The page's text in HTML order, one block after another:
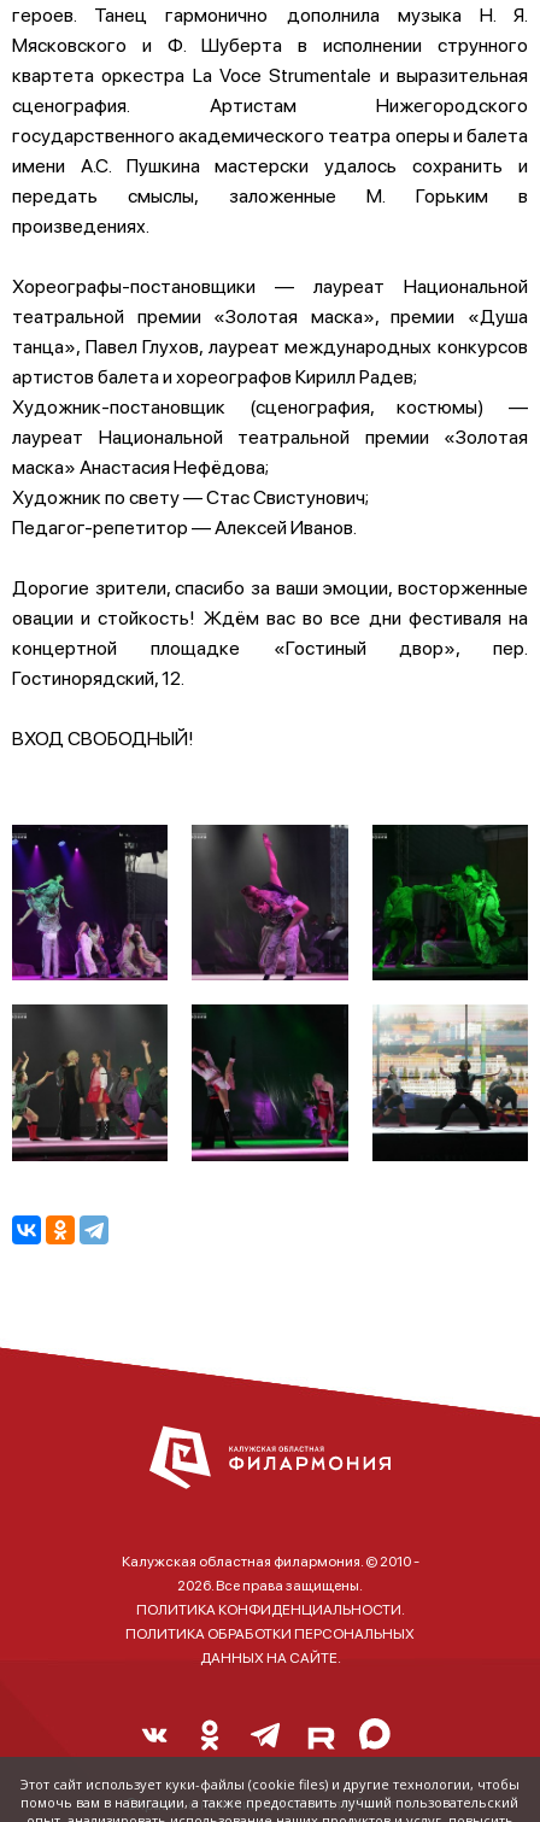
героев. Танец гармонично дополнила музыка Н. Я.
Мясковского и Ф. Шуберта в исполнении струнного
квартета оркестра La Voce Strumentale и выразительная
сценография. Артистам Нижегородского
государственного академического театра оперы и балета
имени А.С. Пушкина мастерски удалось сохранить и
передать смыслы, заложенные М. Горьким в
произведениях.
Хореографы-постановщики — лауреат Национальной
театральной премии «Золотая маска», премии «Душа
танца», Павел Глухов, лауреат международных конкурсов
артистов балета и хореографов Кирилл Радев;
Художник-постановщик (сценография, костюмы) —
лауреат Национальной театральной премии «Золотая
маска» Анастасия Нефёдова;
Художник по свету — Стас Свистунович;
Педагог-репетитор — Алексей Иванов.
Дорогие зрители, спасибо за ваши эмоции, восторженные
овации и стойкость! Ждём вас во все дни фестиваля на
концертной площадке «Гостиный двор», пер.
Гостинорядский, 12.
ВХОД СВОБОДНЫЙ!
Калужская областная филармония. © 2010 -
2026. Все права защищены.
ПОЛИТИКА КОНФИДЕНЦИАЛЬНОСТИ.
ПОЛИТИКА ОБРАБОТКИ ПЕРСОНАЛЬНЫХ
ДАННЫХ НА САЙТЕ.
Справка о наличии и стоимости билетов:
Этот сайт использует куки-файлы (cookie files) и другие технологии, чтобы
помочь вам в навигации, а также предоставить лучший пользовательский